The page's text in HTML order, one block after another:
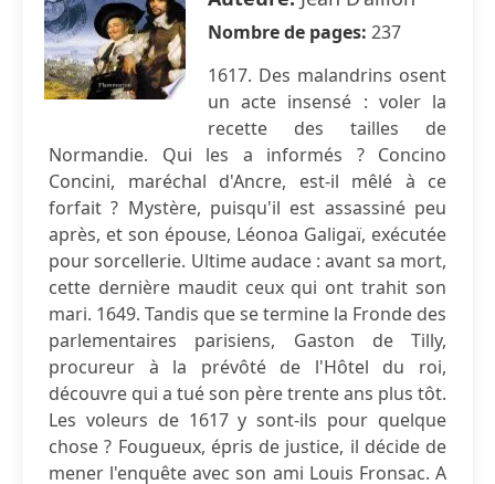
Nombre de pages: 237
1617. Des malandrins osent
un acte insensé : voler la
recette des tailles de
Normandie. Qui les a informés ? Concino
Concini, maréchal d'Ancre, est-il mêlé à ce
forfait ? Mystère, puisqu'il est assassiné peu
après, et son épouse, Léonoa Galigaï, exécutée
pour sorcellerie. Ultime audace : avant sa mort,
cette dernière maudit ceux qui ont trahit son
mari. 1649. Tandis que se termine la Fronde des
parlementaires parisiens, Gaston de Tilly,
procureur à la prévôté de l'Hôtel du roi,
découvre qui a tué son père trente ans plus tôt.
Les voleurs de 1617 y sont-ils pour quelque
chose ? Fougueux, épris de justice, il décide de
mener l'enquête avec son ami Louis Fronsac. A